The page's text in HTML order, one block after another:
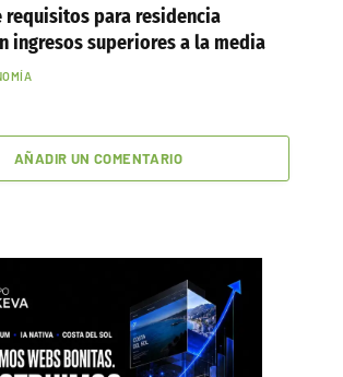
requisitos para residencia
ingresos superiores a la media
AÑADIR UN COMENTARIO